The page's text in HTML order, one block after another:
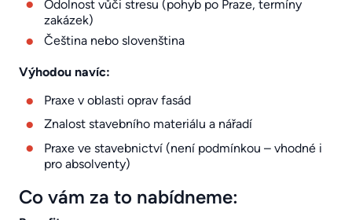
Odolnost vůči stresu (pohyb po Praze, termíny
zakázek)
Čeština nebo slovenština
Výhodou navíc:
Praxe v oblasti oprav fasád
Znalost stavebního materiálu a nářadí
Praxe ve stavebnictví (není podmínkou – vhodné i
pro absolventy)
Co vám za to nabídneme: